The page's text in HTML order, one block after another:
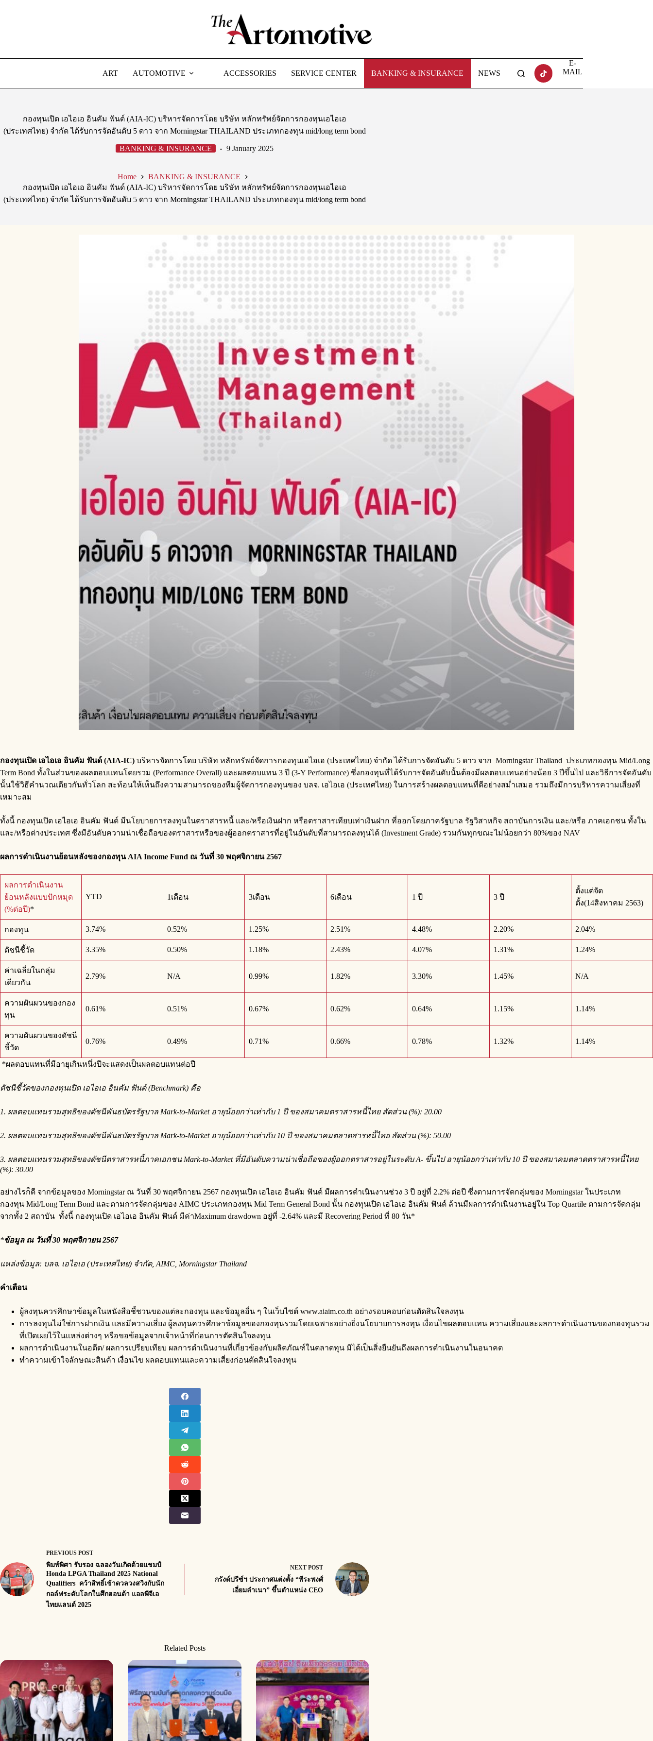
ART AUTOMOTIVE ACCESSORIES SERVICE CENTER BANKING & INSURANCE NEWS
E-
MAIL
กองทุนเปิด เอไอเอ อินคัม ฟันด์ (AIA-IC) บริหารจัดการโดย บริษัท หลักทรัพย์จัดการกองทุนเอไอเอ
(ประเทศไทย) จำกัด ได้รับการจัดอันดับ 5 ดาว จาก Morningstar THAILAND ประเภทกองทุน mid/long term bond
BANKING & INSURANCE 9 January 2025
Home
BANKING & INSURANCE
กองทุนเปิด เอไอเอ อินคัม ฟันด์ (AIA-IC) บริหารจัดการโดย บริษัท หลักทรัพย์จัดการกองทุนเอไอเอ
(ประเทศไทย) จำกัด ได้รับการจัดอันดับ 5 ดาว จาก Morningstar THAILAND ประเภทกองทุน mid/long term bond
กองทุนเปิด เอไอเอ อินคัม ฟันด์ (AIA-IC) บริหารจัดการโดย บริษัท หลักทรัพย์จัดการกองทุนเอไอเอ (ประเทศไทย) จำกัด ได้รับการจัดอันดับ 5 ดาว จาก Morningstar Thailand ประเภทกองทุน Mid/Long
Term Bond ทั้งในส่วนของผลตอบแทนโดยรวม (Performance Overall) และผลตอบแทน 3 ปี (3-Y Performance) ซึ่งกองทุนที่ได้รับการจัดอันดับนั้นต้องมีผลตอบแทนอย่างน้อย 3 ปีขึ้นไป และวิธีการจัดอันดับ
นั้นใช้วิธีคำนวณเดียวกันทั่วโลก สะท้อนให้เห็นถึงความสามารถของทีมผู้จัดการกองทุนของ บลจ. เอไอเอ (ประเทศไทย) ในการสร้างผลตอบแทนที่ดีอย่างสม่ำเสมอ รวมถึงมีการบริหารความเสี่ยงที่
เหมาะสม
ทั้งนี้ กองทุนเปิด เอไอเอ อินคัม ฟันด์ มีนโยบายการลงทุนในตราสารหนี้ และ/หรือเงินฝาก หรือตราสารเทียบเท่าเงินฝาก ที่ออกโดยภาครัฐบาล รัฐวิสาหกิจ สถาบันการเงิน และ/หรือ ภาคเอกชน ทั้งใน
และ/หรือต่างประเทศ ซึ่งมีอันดับความน่าเชื่อถือของตราสารหรือของผู้ออกตราสารที่อยู่ในอันดับที่สามารถลงทุนได้ (Investment Grade) รวมกันทุกขณะไม่น้อยกว่า 80%ของ NAV
ผลการดำเนินงานย้อนหลังของกองทุนAIA Income Fund ณ วันที่ 30 พฤศจิกายน 2567
ผลการดำเนินงาน
ย้อนหลังแบบปักหมุด
(%ต่อปี)*
YTD 1เดือน 3เดือน 6เดือน 1 ปี 3 ปี
ตั้งแต่จัด
ตั้ง(14สิงหาคม 2563)
กองทุน 3.74% 0.52% 1.25% 2.51% 4.48% 2.20% 2.04%
ดัชนีชี้วัด 3.35% 0.50% 1.18% 2.43% 4.07% 1.31% 1.24%
ค่าเฉลี่ยในกลุ่ม
เดียวกัน
2.79% N/A 0.99% 1.82% 3.30% 1.45% N/A
ความผันผวนของกอง
ทุน
0.61% 0.51% 0.67% 0.62% 0.64% 1.15% 1.14%
ความผันผวนของดัชนี
ชี้วัด
0.76% 0.49% 0.71% 0.66% 0.78% 1.32% 1.14%
*ผลตอบแทนที่มีอายุเกินหนึ่งปีจะแสดงเป็นผลตอบแทนต่อปี
ดัชนีชี้วัดของกองทุนเปิด เอไอเอ อินคัม ฟันด์ (Benchmark) คือ
1. ผลตอบแทนรวมสุทธิของดัชนีพันธบัตรรัฐบาล Mark-to-Market อายุน้อยกว่าเท่ากับ 1 ปี ของสมาคมตราสารหนี้ไทย สัดส่วน (%): 20.00
2. ผลตอบแทนรวมสุทธิของดัชนีพันธบัตรรัฐบาล Mark-to-Market อายุน้อยกว่าเท่ากับ 10 ปี ของสมาคมตลาดสารหนี้ไทย สัดส่วน (%): 50.00
3. ผลตอบแทนรวมสุทธิของดัชนีตราสารหนี้ภาคเอกชน Mark-to-Market ที่มีอันดับความน่าเชื่อถือของผู้ออกตราสารอยู่ในระดับA- ขึ้นไป อายุน้อยกว่าเท่ากับ 10 ปี ของสมาคมตลาดตราสารหนี้ไทย
(%): 30.00
อย่างไรก็ดี จากข้อมูลของ Morningstar ณ วันที่ 30 พฤศจิกายน 2567 กองทุนเปิด เอไอเอ อินคัม ฟันด์ มีผลการดำเนินงานช่วง 3 ปี อยู่ที่ 2.2% ต่อปี ซึ่งตามการจัดกลุ่มของ Morningstar ในประเภท
กองทุน Mid/Long Term Bond และตามการจัดกลุ่มของ AIMC ประเภทกองทุน Mid Term General Bond นั้น กองทุนเปิด เอไอเอ อินคัม ฟันด์ ล้วนมีผลการดำเนินงานอยู่ใน Top Quartile ตามการจัดกลุ่ม
จากทั้ง 2 สถาบัน ทั้งนี้ กองทุนเปิด เอไอเอ อินคัม ฟันด์ มีค่าMaximum drawdown อยู่ที่ -2.64% และมี Recovering Period ที่ 80 วัน*
*ข้อมูล ณ วันที่ 30 พฤศจิกายน 2567
แหล่งข้อมูล: บลจ. เอไอเอ (ประเทศไทย) จำกัด, AIMC, Morningstar Thailand
คำเตือน
ผู้ลงทุนควรศึกษาข้อมูลในหนังสือชี้ชวนของแต่ละกองทุน และข้อมูลอื่น ๆ ในเว็บไซต์ www.aiaim.co.th อย่างรอบคอบก่อนตัดสินใจลงทุน
การลงทุนไม่ใช่การฝากเงิน และมีความเสี่ยง ผู้ลงทุนควรศึกษาข้อมูลของกองทุนรวมโดยเฉพาะอย่างยิ่งนโยบายการลงทุน เงื่อนไขผลตอบแทน ความเสี่ยงและผลการดำเนินงานของกองทุนรวม
ที่เปิดเผยไว้ในแหล่งต่างๆ หรือขอข้อมูลจากเจ้าหน้าที่ก่อนการตัดสินใจลงทุน
ผลการดำเนินงานในอดีต/ ผลการเปรียบเทียบ ผลการดำเนินงานที่เกี่ยวข้องกับผลิตภัณฑ์ในตลาดทุน มิได้เป็นสิ่งยืนยันถึงผลการดำเนินงานในอนาคต
ทำความเข้าใจลักษณะสินค้า เงื่อนไข ผลตอบแทนและความเสี่ยงก่อนตัดสินใจลงทุน
PREVIOUS POST
พิมพ์พิศา รับรอง ฉลองวันเกิดด้วยแชมป์
Honda LPGA Thailand 2025 National
Qualifiers คว้าสิทธิ์เข้าดวลวงสวิงกับนัก
กอล์ฟระดับโลกในศึกฮอนด้า แอลพีจีเอ
ไทยแลนด์ 2025
NEXT POST
กรังด์ปรีซ์ฯ ประกาศแต่งตั้ง “พีระพงศ์
เอี่ยมลำเนา” ขึ้นตำแหน่ง CEO
Related Posts